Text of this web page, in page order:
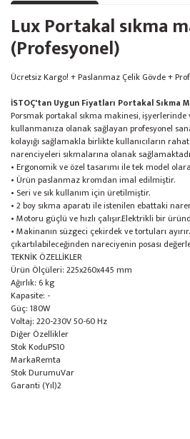
Lux Portakal sıkma
(Profesyonel)
Ücretsiz Kargo! + Paslanmaz Çelik Gövde +
İSTOÇ'tan Uygun Fiyatları Portakal Sıkma
Porsmak portakal sıkma makinesi,
kullanmanıza olanak sağlayan profesyonel
kolayığı sağlamakla birlikte kullanıcıların
narenciyeleri sıkmalarına olanak
• Ergonomik ve özel tasarımı ile tek model
• Ürün paslanmaz kromdan imal edilmiştir.
• Seri ve sık kullanım için üretilmiştir.
• 2 boy sıkma aparatı ile istenilen ebattaki
• Motoru güçlü ve hızlı çalışır.Elektrikli bir
• Makinanın süzgeci çekirdek ve tortuları
çıkartılabileceğinden nareciyenin posası
TEKNİK ÖZELLİKLER
Ürün Ölçüleri: 225x260x445 mm
Ağırlık: 6 kg
Kapasite: -
Güç: 180W
Voltaj: 220-230V 50-60 Hz
Diğer Özellikler
Stok KoduPS10
MarkaRemta
Stok DurumuVar
Garanti (Yıl)2